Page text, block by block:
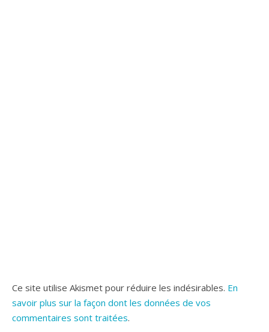
Ce site utilise Akismet pour réduire les indésirables. En
savoir plus sur la façon dont les données de vos
commentaires sont traitées.